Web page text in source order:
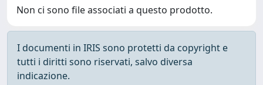
Non ci sono file associati a questo prodotto.
I documenti in IRIS sono protetti da copyright e
tutti i diritti sono riservati, salvo diversa
indicazione.